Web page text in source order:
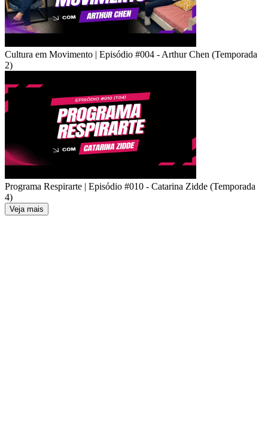
Cultura em Movimento | Episódio #004 - Arthur Chen (Temporada
2)
Programa Respirarte | Episódio #010 - Catarina Zidde (Temporada
4)
Veja mais